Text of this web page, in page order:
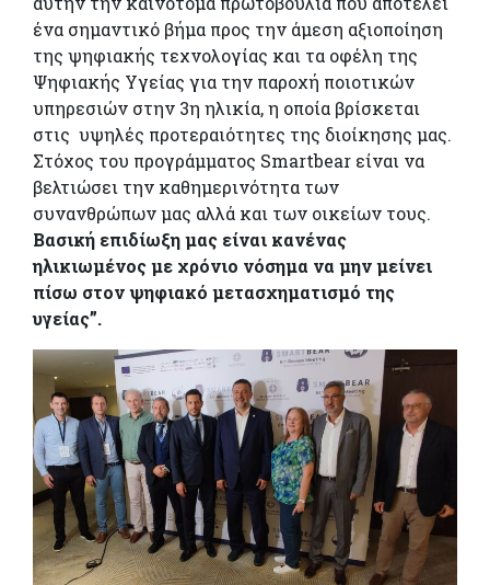
ένα σημαντικό βήμα προς την άμεση αξιοποίηση
της ψηφιακής τεχνολογίας και τα οφέλη της
Ψηφιακής Υγείας για την παροχή ποιοτικών
υπηρεσιών στην 3η ηλικία, η οποία βρίσκεται
στις υψηλές προτεραιότητες της διοίκησης μας.
Στόχος του προγράμματος Smartbear είναι να
βελτιώσει την καθημερινότητα των
συνανθρώπων μας αλλά και των οικείων τους.
Βασική επιδίωξη μας είναι κανένας
ηλικιωμένος με χρόνιο νόσημα να μην μείνει
πίσω στον ψηφιακό μετασχηματισμό της
υγείας”.